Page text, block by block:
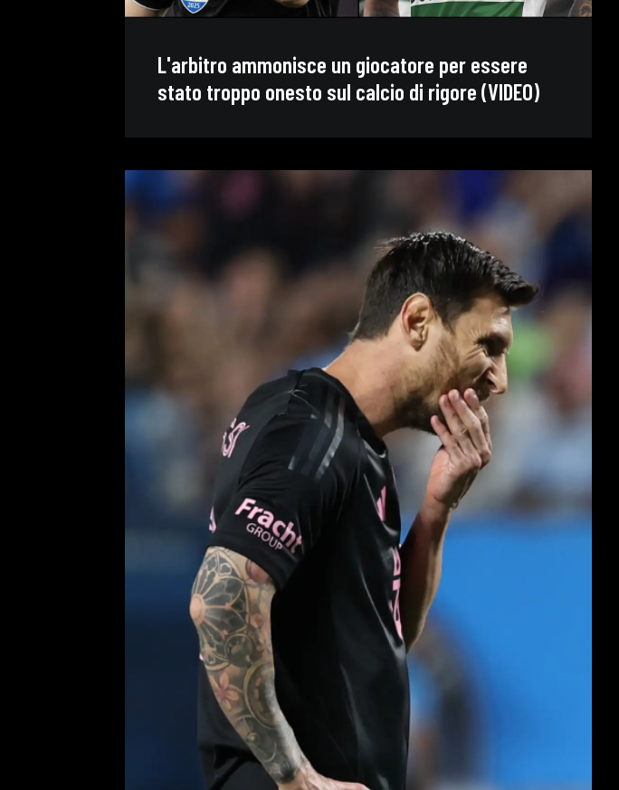
L'arbitro ammonisce un giocatore per essere
stato troppo onesto sul calcio di rigore (VIDEO)